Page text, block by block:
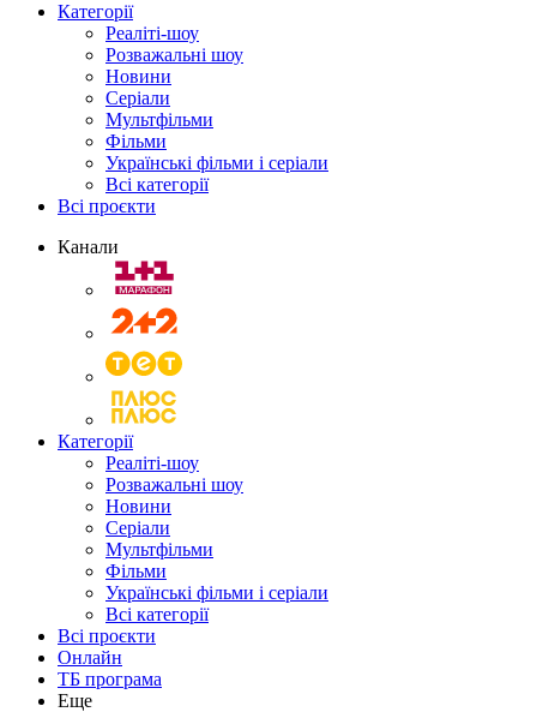
Категорії
Реаліті-шоу
Розважальні шоу
Новини
Серіали
Мультфільми
Фільми
Українські фільми і серіали
Всі категорії
Всі проєкти
Канали
Категорії
Реаліті-шоу
Розважальні шоу
Новини
Серіали
Мультфільми
Фільми
Українські фільми і серіали
Всі категорії
Всі проєкти
Онлайн
ТБ програма
Еще